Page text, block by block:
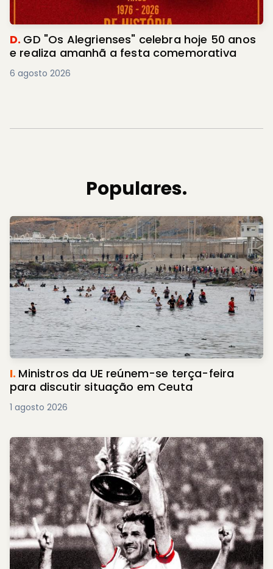
D. GD "Os Alegrienses" celebra hoje 50 anos
e realiza amanhã a festa comemorativa
6 agosto 2026
Populares.
I. Ministros da UE reúnem-se terça-feira
para discutir situação em Ceuta
1 agosto 2026